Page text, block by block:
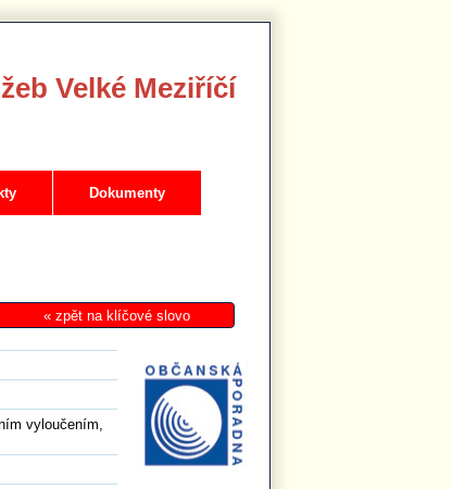
Velké Meziříčí
Dokumenty
vyloučením,